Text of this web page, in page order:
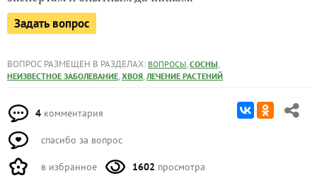
Задать вопрос
ВОПРОС РАЗМЕЩЕН В РАЗДЕЛАХ: ВОПРОСЫ, СОСНЫ,
НЕИЗВЕСТНОЕ ЗАБОЛЕВАНИЕ, ХВОЯ, ЛЕЧЕНИЕ РАСТЕНИЙ
4 комментария
спасибо за вопрос
в избранное 1602 просмотра